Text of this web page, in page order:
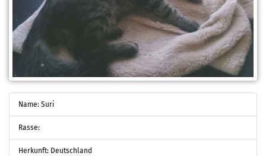
Name: Suri
Rasse:
Herkunft: Deutschland